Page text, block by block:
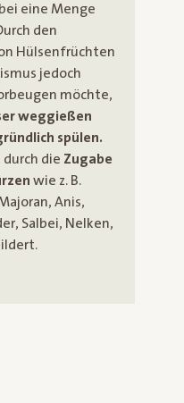
eine Menge
den
Hülsenfrüchten
jedoch
möchte,
weggießen
spülen.
die Zugabe
wie z. B.
Anis,
Salbei, Nelken,